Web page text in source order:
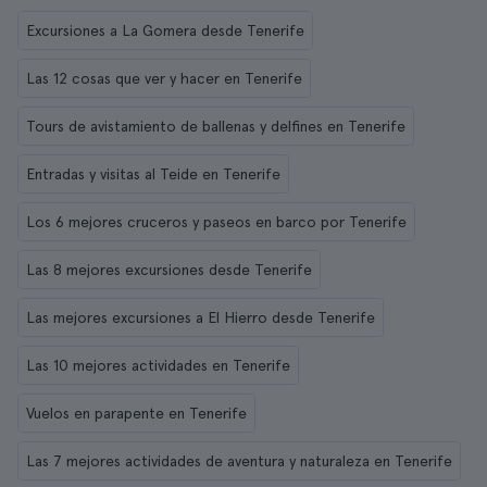
Excursiones a La Gomera desde Tenerife
Las 12 cosas que ver y hacer en Tenerife
Tours de avistamiento de ballenas y delfines en Tenerife
Entradas y visitas al Teide en Tenerife
Los 6 mejores cruceros y paseos en barco por Tenerife
Las 8 mejores excursiones desde Tenerife
Las mejores excursiones a El Hierro desde Tenerife
Las 10 mejores actividades en Tenerife
Vuelos en parapente en Tenerife
Las 7 mejores actividades de aventura y naturaleza en Tenerife